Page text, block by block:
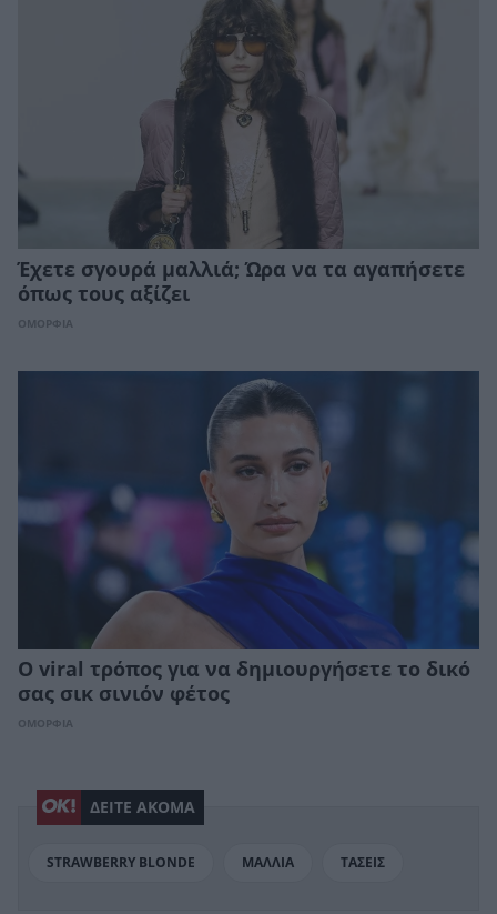
Έχετε σγουρά μαλλιά; Ώρα να τα αγαπήσετε
όπως τους αξίζει
ΟΜΟΡΦΙΑ
Ο viral τρόπος για να δημιουργήσετε το δικό
σας σικ σινιόν φέτος
ΟΜΟΡΦΙΑ
ΔΕΙΤΕ ΑΚΟΜΑ
STRAWBERRY BLONDE ΜΑΛΛΙΑ ΤΑΣΕΙΣ